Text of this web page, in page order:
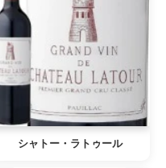
シャトー・ラトゥール